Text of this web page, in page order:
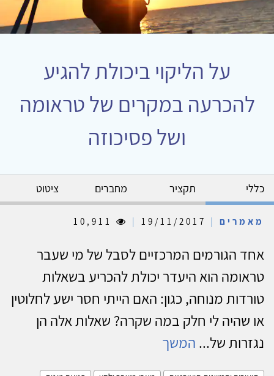
על הליקוי ביכולת להגיע
להכרעה במקרים של טראומה
ושל פסיכוזה
כללי תקציר מחברים ציטוט
מאמרים |
|
אחד הגורמים המרכזיים לסבל של מי שעבר
טראומה הוא היעדר יכולת להכריע בשאלות
טורדות מנוחה, כגון: האם הייתי חסר ישע לחלוטין
או שהיה לי חלק במה שקרה? שאלות אלה הן
נגזרות של... המשך